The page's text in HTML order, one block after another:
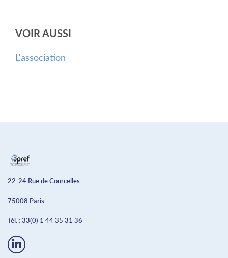
VOIR AUSSI
L'association
22-24 Rue de Courcelles
75008 Paris
Tél. :33(0) 1 44 35 31 36